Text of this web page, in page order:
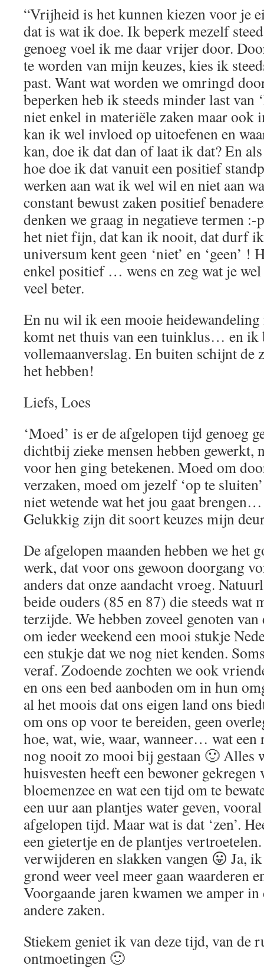
“Vrijheid is het kunnen kiezen voor je
dat is wat ik doe. Ik beperk mezelf
genoeg voel ik me daar vrijer door.
te worden van mijn keuzes, kies ik
past. Want wat worden we omringd
beperken heb ik steeds minder last van
niet enkel in materiële zaken maar ook
kan ik wel invloed op uitoefenen en
kan, doe ik dat dan of laat ik dat? En
hoe doe ik dat vanuit een positief
werken aan wat ik wel wil en niet aan
constant bewust zaken positief
denken we graag in negatieve termen
het niet fijn, dat kan ik nooit, dat durf
universum kent geen ‘niet’ en ‘geen’ !
enkel positief … wens en zeg wat je
veel beter.
En nu wil ik een mooie
komt net thuis van een tuinklus… en ik
vollemaanverslag. En buiten schijnt de
het hebben!
Liefs, Loes
‘Moed’ is er de afgelopen tijd genoeg
dichtbij zieke mensen hebben gewerkt,
voor hen ging betekenen. Moed om
verzaken, moed om jezelf ‘op te
niet wetende wat het jou gaat
Gelukkig zijn dit soort keuzes mijn
De afgelopen maanden hebben we het
werk, dat voor ons gewoon doorgang
anders dat onze aandacht vroeg.
beide ouders (85 en 87) die steeds wat
terzijde. We hebben zoveel genoten
om ieder weekend een mooi stukje
een stukje dat we nog niet kenden.
veraf. Zodoende zochten we ook
en ons een bed aanboden om in hun
al het moois dat ons eigen land ons
om ons op voor te bereiden, geen
hoe, wat, wie, waar, wanneer… wat
nog nooit zo mooi bij gestaan 🙂 Alles
huisvesten heeft een bewoner gekregen
bloemenzee en wat een tijd om te
een uur aan plantjes water geven,
afgelopen tijd. Maar wat is dat ‘zen’.
een gietertje en de plantjes
verwijderen en slakken vangen 😛 Ja,
grond weer veel meer gaan waarderen
Voorgaande jaren kwamen we amper
andere zaken.
Stiekem geniet ik van deze tijd, van de
ontmoetingen 🙂